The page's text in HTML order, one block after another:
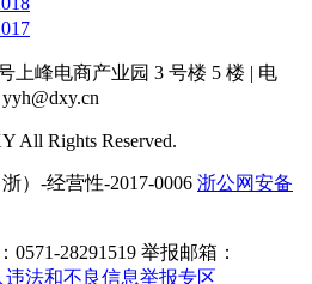
上峰电商产业园 3 号楼 5 楼 | 电
All Rights Reserved.
浙）-经营性-2017-0006 浙公网安备
28291519 举报邮箱：
违法和不良信息举报专区